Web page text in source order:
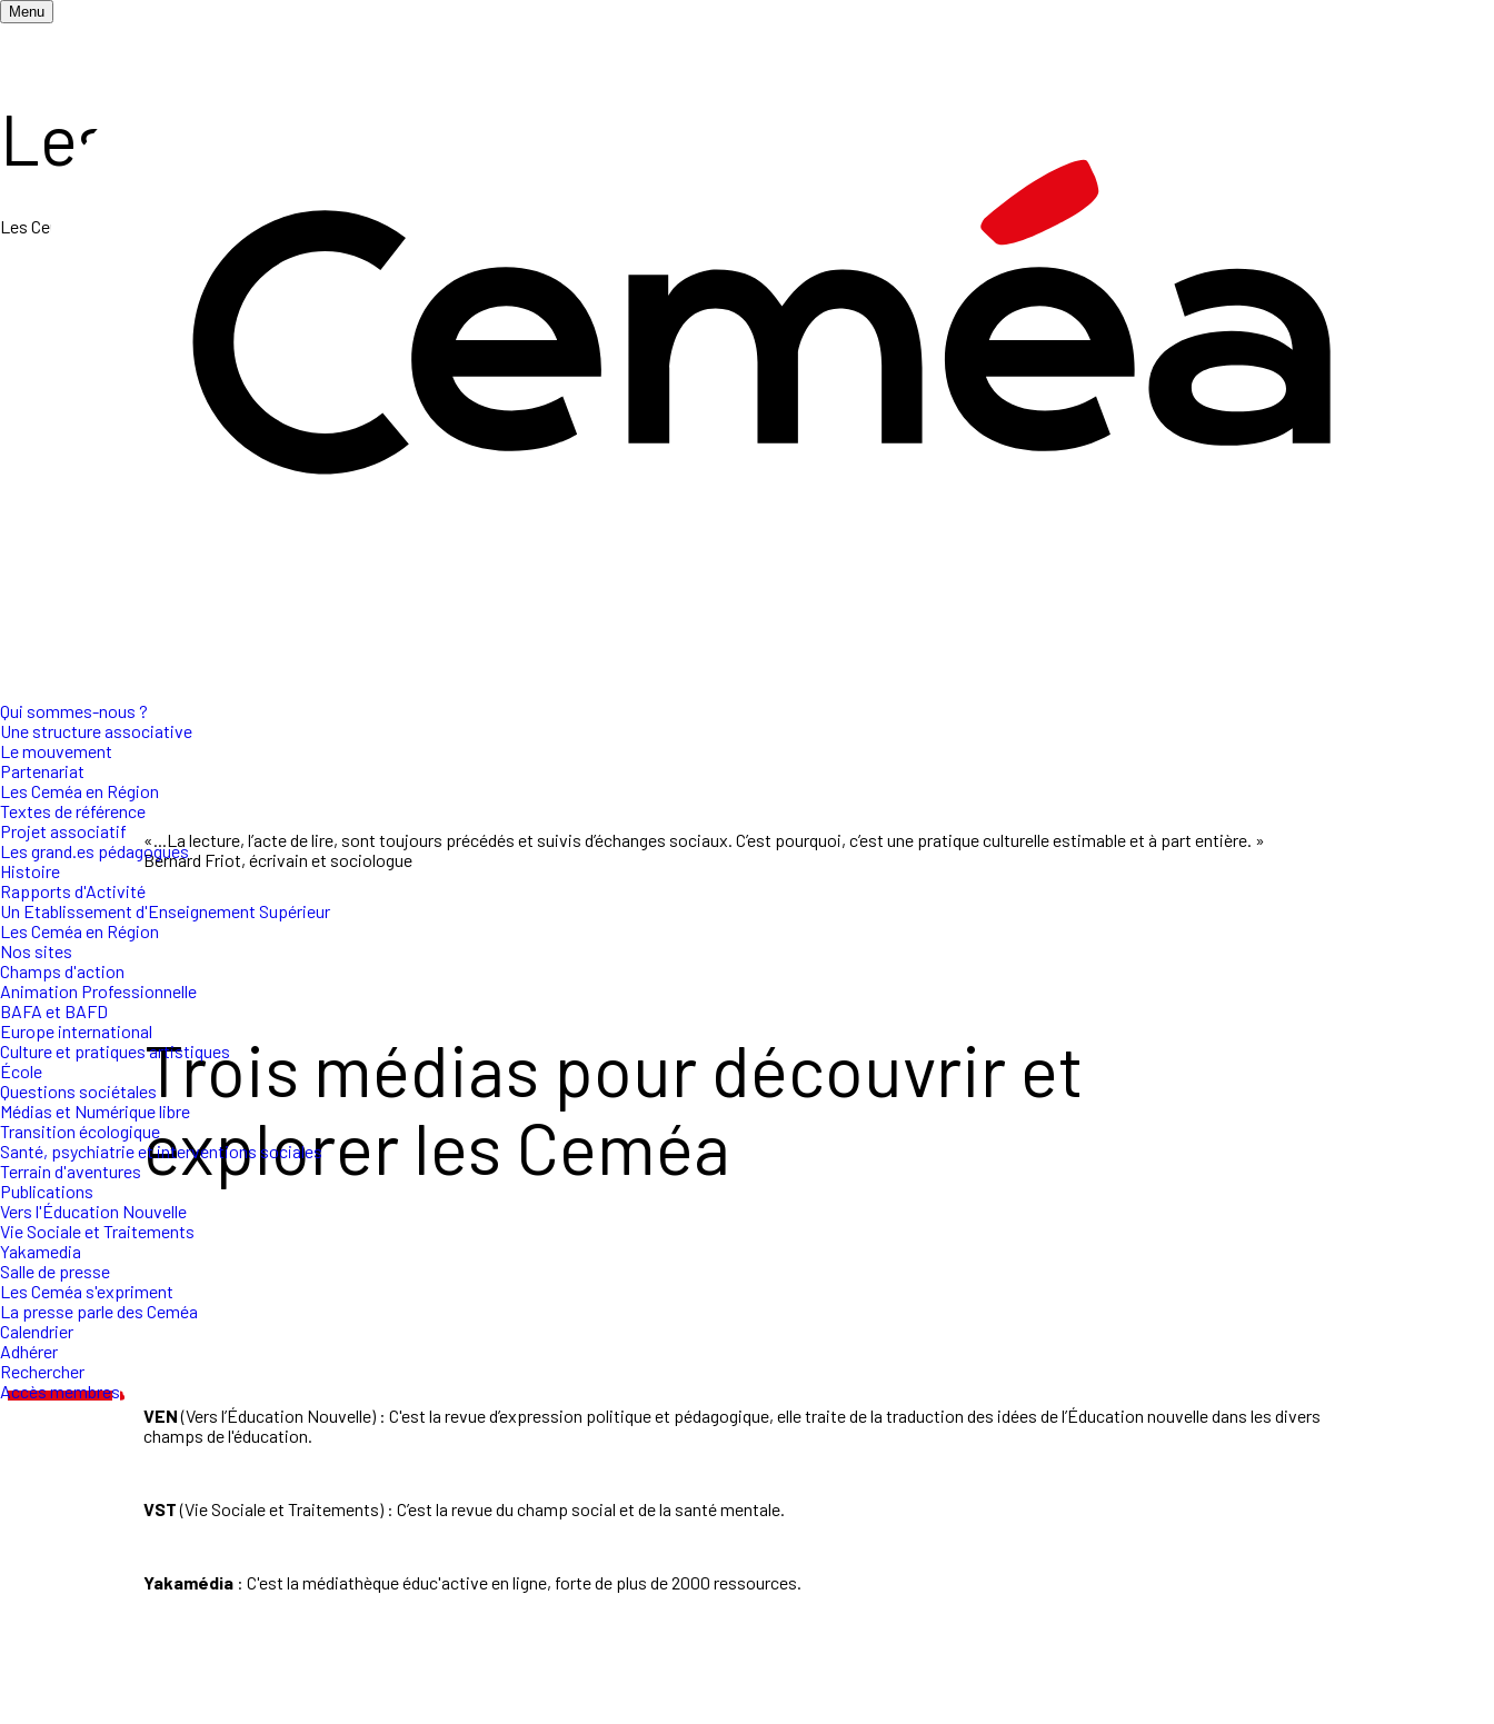
Menu
Qui sommes-nous ?
Une structure associative
Le mouvement
Partenariat
Les Ceméa en Région
Textes de référence
Projet associatif
Les grand.es pédagogues
Histoire
Rapports d'Activité
Un Etablissement d'Enseignement Supérieur
Les Ceméa en Région
Nos sites
Champs d'action
Animation Professionnelle
BAFA et BAFD
Europe international
Culture et pratiques artistiques
École
Questions sociétales
Médias et Numérique libre
Transition écologique
Santé, psychiatrie et interventions sociales
Terrain d'aventures
Publications
Vers l'Éducation Nouvelle
Vie Sociale et Traitements
Yakamedia
Salle de presse
Les Ceméa s'expriment
La presse parle des Ceméa
Calendrier
Adhérer
Rechercher
Accès membres
Les publications
Les Ceméa attachent une grande importance à la diffusion des idées et à la mise à disposition de ressources écrites et audiovisuelles. Ils disposent de deux revues et d'une médiathèque en ligne.
«...La lecture, l’acte de lire, sont toujours précédés et suivis d’échanges sociaux. C’est pourquoi, c’est une pratique culturelle estimable et à part entière. »
Bernard Friot, écrivain et sociologue
Trois médias pour découvrir et
explorer les Ceméa
VEN(Vers l’Éducation Nouvelle) : C'est la revue d’expression politique et pédagogique, elle traite de la traduction des idées de l’Éducation nouvelle dans les divers
champs de l'éducation.
VST(Vie Sociale et Traitements) : C’est la revue du champ social et de la santé mentale.
Yakamédia : C'est la médiathèque éduc'active en ligne, forte de plus de 2000 ressources.